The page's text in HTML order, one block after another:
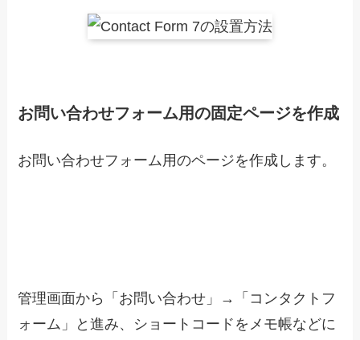
お問い合わせフォーム用の固定ページを作成
お問い合わせフォーム用のページを作成します。
管理画面から「お問い合わせ」→「コンタクトフ
ォーム」と進み、ショートコードをメモ帳などに